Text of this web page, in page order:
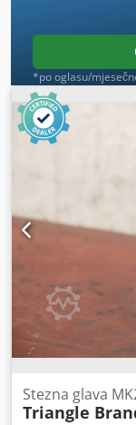
*po oglasu/
Stezna glava
Triangle